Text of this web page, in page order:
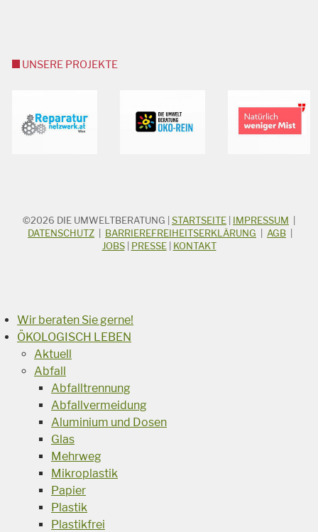
UNSERE PROJEKTE
STICHWORTSUCHE
Suchbegriff
©2026 DIE UMWELTBERATUNG STARTSEITE IMPRESSUM
DATENSCHUTZ
BARRIEREFREIHEITSERKLÄRUNG AGB
JOBS| PRESSE| KONTAKT
Wir beraten Sie gerne!
ÖKOLOGISCH LEBEN
Aktuell
Abfall
Abfalltrennung
Abfallvermeidung
Aluminium und Dosen
Glas
Mehrweg
Mikroplastik
Papier
Plastik
Plastikfrei